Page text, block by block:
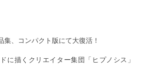
集、コンパクト版にて大復活！
に描くクリエイター集団「ヒプノシス」